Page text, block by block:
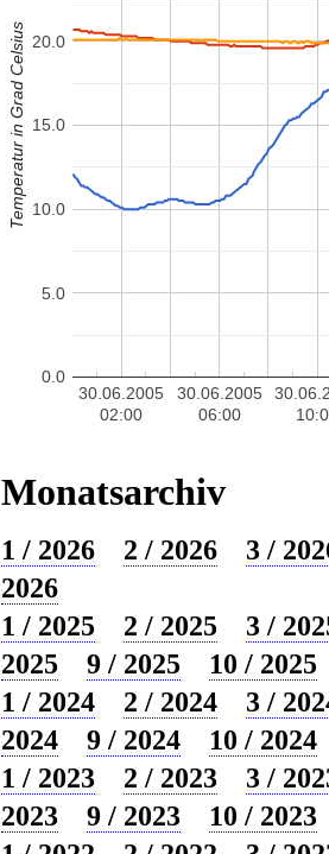
30.06.2005
02:00
30.06.2005
06:00
0.0
5.0
10.0
15.0
20.0
Temperatur in Grad Celsius
Monatsarchiv
1 / 2026 2 / 2026
3 /
2026
1 / 2025
2 / 2025
3 /
2025
9 / 2025
10 / 2025
1 / 2024
2 / 2024
3 /
2024
9 / 2024
10 / 2024
1 / 2023
2 / 2023
3 /
2023
9 / 2023
10 / 2023